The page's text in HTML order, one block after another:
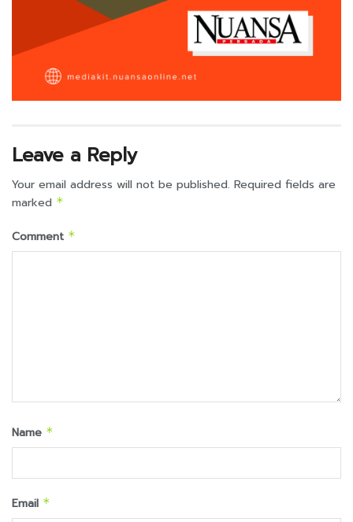
Leave a Reply
Your email address will not be published. Required fields are
marked *
Comment *
Name *
Email *